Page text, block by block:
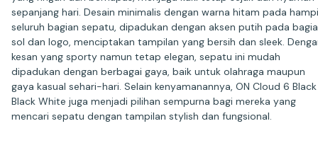
sepanjang hari. Desain minimalis dengan warna hitam pada
seluruh bagian sepatu, dipadukan dengan aksen putih pada
sol dan logo, menciptakan tampilan yang bersih dan sleek.
kesan yang sporty namun tetap elegan, sepatu ini mudah
dipadukan dengan berbagai gaya, baik untuk olahraga maupun
gaya kasual sehari-hari. Selain kenyamanannya, ON Cloud 6 Black
Black White juga menjadi pilihan sempurna bagi mereka yang
mencari sepatu dengan tampilan stylish dan fungsional.